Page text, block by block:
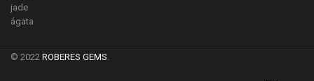
jade
ágata
© 2022 ROBERES GEMS.